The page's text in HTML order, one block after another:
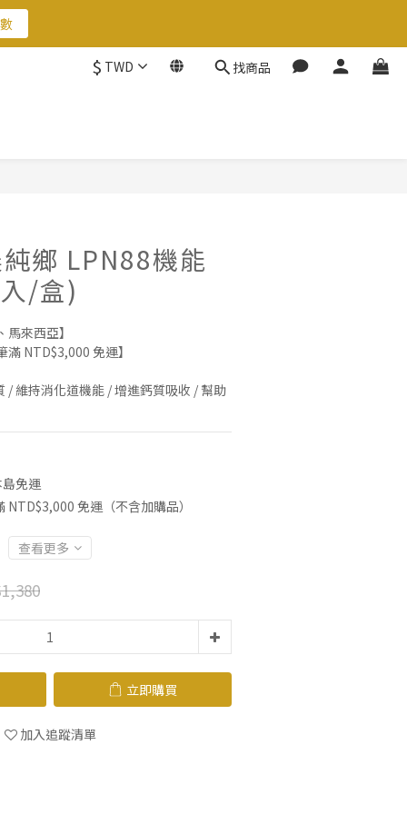
$ TWD 找商品
鄉 LPN88機能
/盒)
來西亞】
NTD$3,000 免運】
/ 維持消化道機能 / 增進鈣質吸收 / 幫助
免運
免運（不含加購品）
查看更多
立即購買
加入追蹤清單